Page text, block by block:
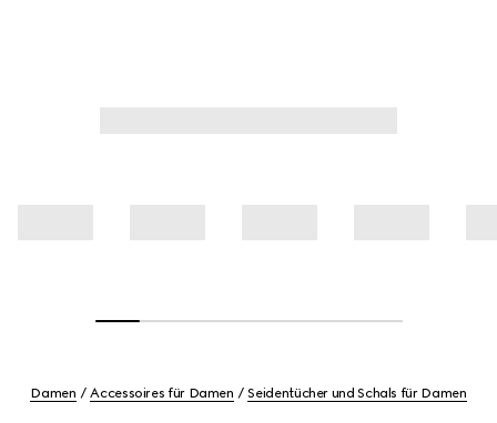
Damen Accessoires für Damen Seidentücher und Schals für Damen